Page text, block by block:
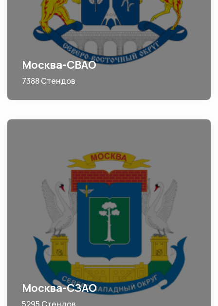
Москва-СВАО
7388 Стендов
Москва-СЗАО